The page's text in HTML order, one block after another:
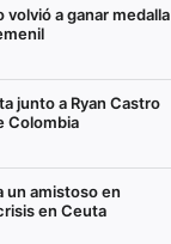
a ganar medalla
junto a Ryan Castro
Colombia
un amistoso en
en Ceuta